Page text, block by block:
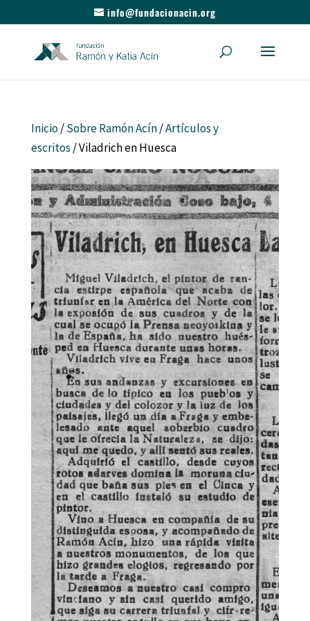
info@fundacionacin.org
Inicio/Sobre Ramón Acín/Artículos y
escritos / Viladrich en Huesca